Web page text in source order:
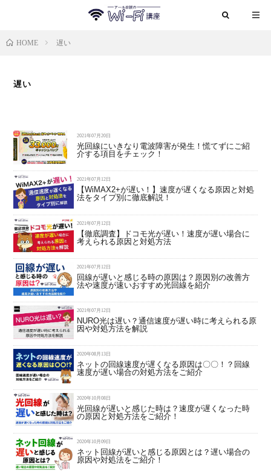
HOME 遅い
遅い
2021年07月20日
光回線にいきなり電波障害が発生！慌てずにご紹
介する項目をチェック！
2021年07月12日
【WiMAX2+が遅い！】速度が遅くなる原因と対処
法をタイプ別に徹底解説！
2021年07月12日
【徹底調査】ドコモ光が遅い！速度が遅い場合に
考えられる原因と対処方法
2021年07月12日
回線が遅いと感じる時の原因は？原因別の改善方
法や速度が速いおすすめ光回線を紹介
2021年07月12日
NURO光は遅い？通信速度が遅い時に考えられる原
因や対処方法を解説
2020年08月13日
ネットの回線速度が遅くなる原因は〇〇！？回線
速度が遅い場合の対処方法をご紹介
2020年10月08日
光回線が遅いと感じた時は？速度が遅くなった時
の原因と対処方法をご紹介！
2020年10月09日
ネット回線が遅いと感じる原因とは？遅い場合の
原因や対処法をご紹介！